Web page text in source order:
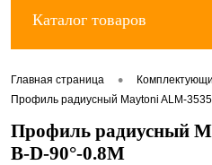
Каталог товаров
Главная страница •
Профиль радиусный Maytoni ALM-
Профиль радиусный
B-D-90°-0.8M